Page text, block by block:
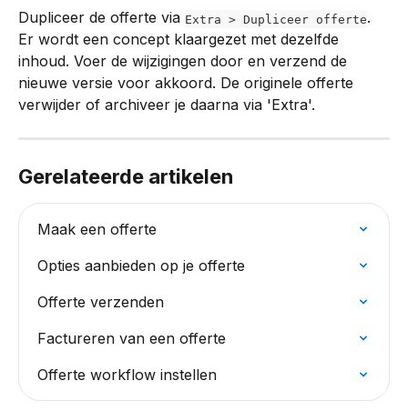
Dupliceer de offerte via Extra > Dupliceer offerte.
Er wordt een concept klaargezet met dezelfde
inhoud. Voer de wijzigingen door en verzend de
nieuwe versie voor akkoord. De originele offerte
verwijder of archiveer je daarna via 'Extra'.
Gerelateerde artikelen
Maak een offerte
Opties aanbieden op je offerte
Offerte verzenden
Factureren van een offerte
Offerte workflow instellen